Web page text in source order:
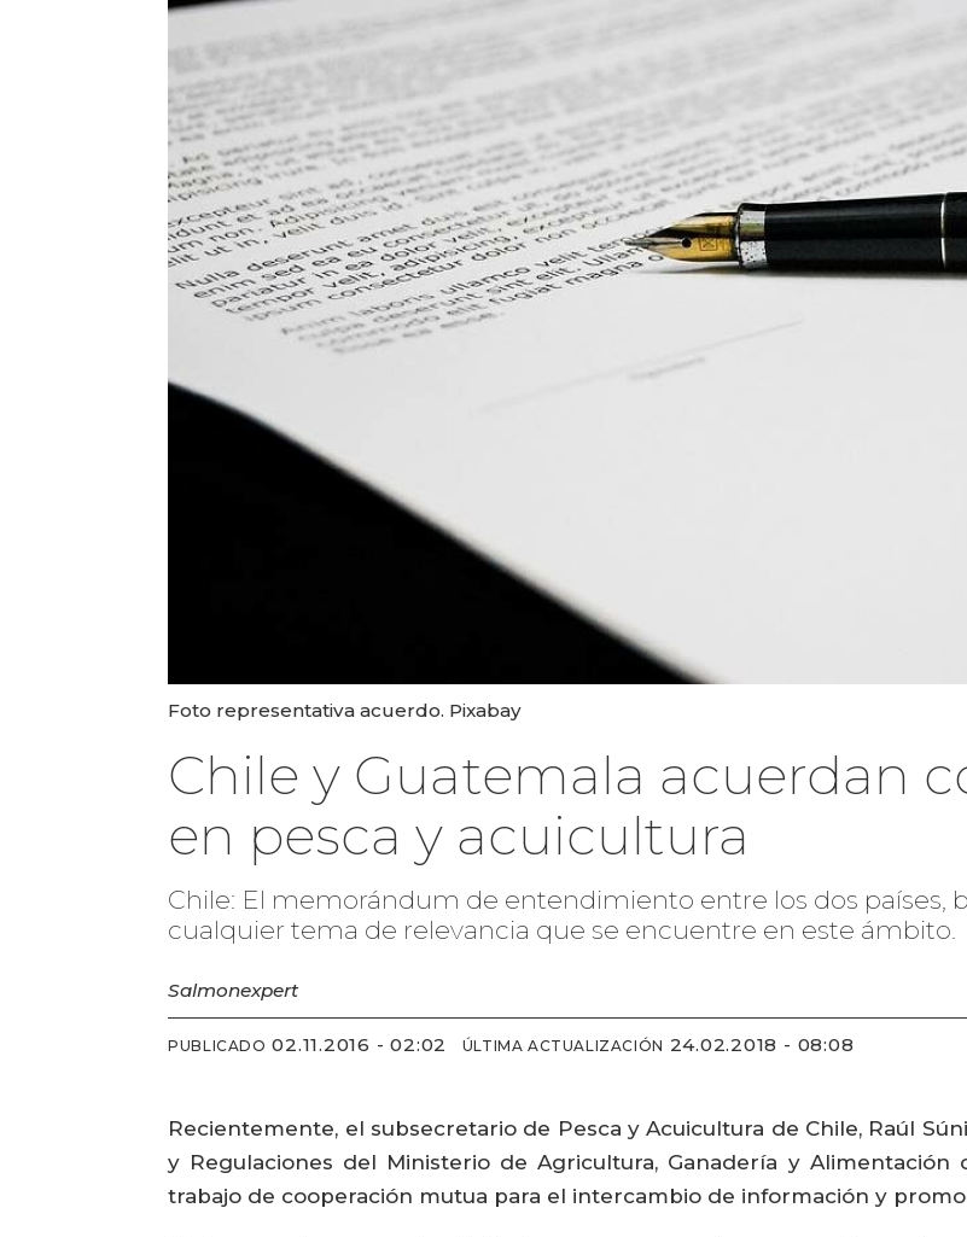
Foto representativa acuerdo. Pixabay
Chile y Guatemala acuerdan
en pesca y acuicultura
Chile: El memorándum de entendimiento entre los dos países,
cualquier tema de relevancia que se encuentre en este ámbito.
Salmonexpert
PUBLICADO 02.11.2016 - 02:02 ÚLTIMA ACTUALIZACIÓN 24.02.2018 - 08:08
Recientemente, el subsecretario de Pesca y Acuicultura de Chile, Raúl
y Regulaciones del Ministerio de Agricultura, Ganadería y Alimentación
trabajo de cooperación mutua para el intercambio de información y